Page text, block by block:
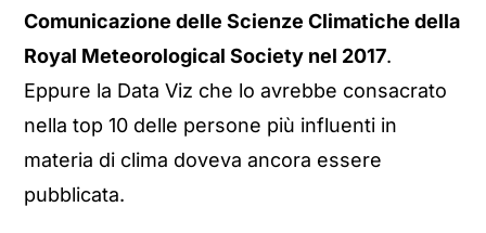
Comunicazione delle Scienze Climatiche della
Royal Meteorological Society nel 2017.
Eppure la Data Viz che lo avrebbe consacrato
nella top 10 delle persone più influenti in
materia di clima doveva ancora essere
pubblicata.